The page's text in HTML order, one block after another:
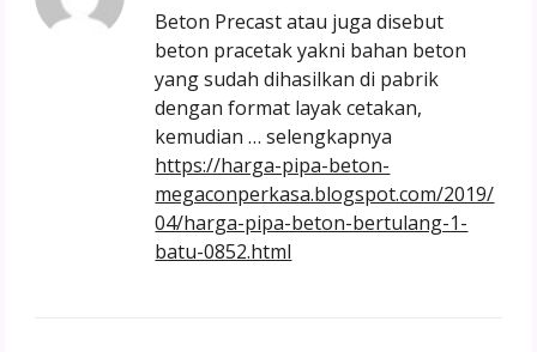
Beton Precast atau juga disebut
beton pracetak yakni bahan beton
yang sudah dihasilkan di pabrik
dengan format layak cetakan,
kemudian … selengkapnya
https://harga-pipa-beton-
megaconperkasa.blogspot.com/2019/
04/harga-pipa-beton-bertulang-1-
batu-0852.html